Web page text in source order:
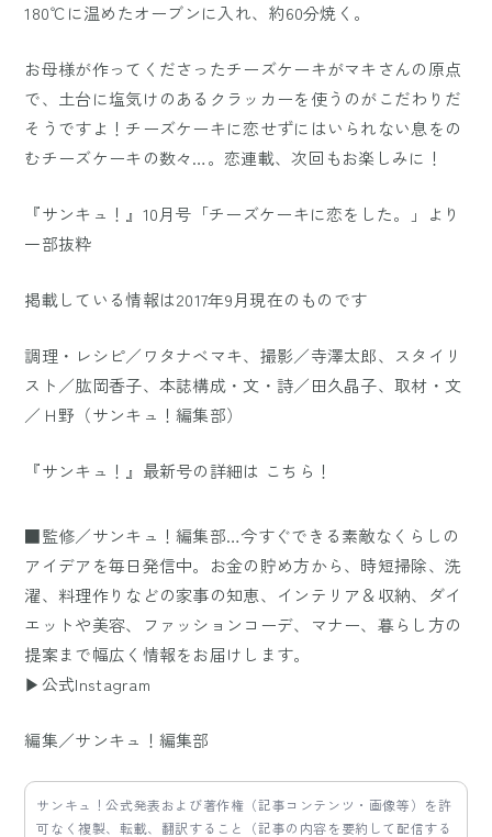
180℃に温めたオーブンに入れ、約60分焼く。
お母様が作ってくださったチーズケーキがマキさんの原点
で、土台に塩気けのあるクラッカーを使うのがこだわりだ
そうですよ！チーズケーキに恋せずにはいられない息をの
むチーズケーキの数々…。恋連載、次回もお楽しみに！
『サンキュ！』10月号「チーズケーキに恋をした。」より
一部抜粋
掲載している情報は2017年9月現在のものです
調理・レシピ／ワタナベマキ、撮影／寺澤太郎、スタイリ
スト／肱岡香子、本誌構成・文・詩／田久晶子、取材・文
／Ｈ野（サンキュ！編集部）
『サンキュ！』最新号の詳細は こちら！
■監修／サンキュ！編集部…今すぐできる素敵なくらしの
アイデアを毎日発信中。お金の貯め方から、時短掃除、洗
濯、料理作りなどの家事の知恵、インテリア＆収納、ダイ
エットや美容、ファッションコーデ、マナー、暮らし方の
提案まで幅広く情報をお届けします。
▶公式Instagram
編集／サンキュ！編集部
サンキュ！公式発表および著作権（記事コンテンツ・画像等）を許
可なく複製、転載、翻訳すること（記事の内容を要約して配信する